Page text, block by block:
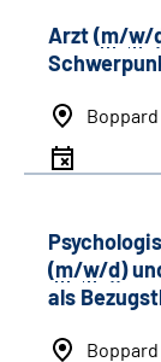
Arzt (m/w/
Boppard
(m/w/d)
als
Boppard